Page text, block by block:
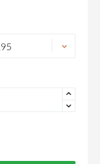
+
-